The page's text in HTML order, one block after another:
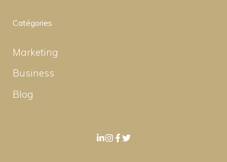
Catégories
Marketing
Business
Blog